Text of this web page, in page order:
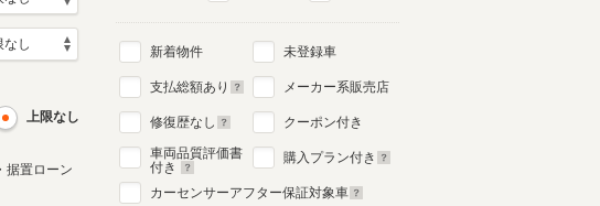
上限なし
据置ローン
新着物件
支払総額あり
修復歴なし
車両品質評価書
付き
未登録車
メーカー系販売店
クーポン付き
購入プラン付き
カーセンサーアフター保証対象車